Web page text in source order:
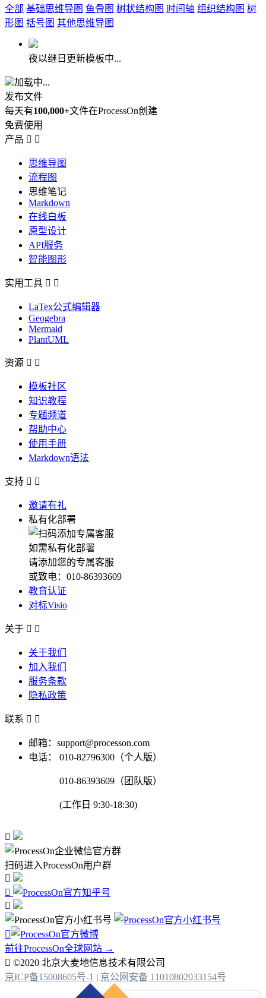
全部 基础思维导图 鱼骨图 树状结构图 时间轴 组织结构图 树
形图 括号图 其他思维导图
夜以继日更新模板中...
加载中...
发布文件
每天有100,000+文件在ProcessOn创建
免费使用
产品  
思维导图
流程图
思维笔记
Markdown
在线白板
原型设计
API服务
智能图形
实用工具  
LaTex公式编辑器
Geogebra
Mermaid
PlantUML
资源  
模板社区
知识教程
专题频道
帮助中心
使用手册
Markdown语法
支持  
邀请有礼
私有化部署
如需私有化部署
请添加您的专属客服
或致电：010-86393609
教育认证
对标Visio
关于  
关于我们
加入我们
服务条款
隐私政策
联系  
邮箱：support@processon.com
电话：
010-82796300（个人版）
010-86393609（团队版）
(工作日 9:30-18:30)

扫码进入ProcessOn用户群




前往ProcessOn全球网站 →
 ©2020 北京大麦地信息技术有限公司
京ICP备15008605号-1 | 京公网安备 11010802033154号